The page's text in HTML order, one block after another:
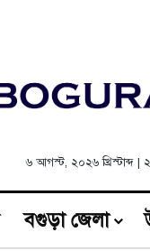
৬ আগস্ট, ২০২৬ খ্রিস্টাব্দ|
বগুড়া জেলা